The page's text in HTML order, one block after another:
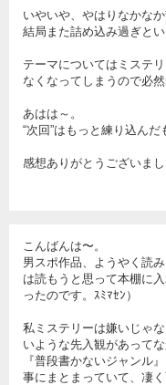
いやいや、やはりなかなか
結局また詰め込み過ぎと
テーマについてはミステ
なくなってしまうので必
あはは～。
“次回”はもっと練り込ん
感想ありがとうございまし
こんばんは〜。
男スポ作品、ようやく読
は読もうと思って本棚に
ったのです。ｽﾐﾏｾﾝ）
私ミステリーは嫌いじゃ
いような先入観があって
『普段書かないジャンル
事にまとまっていて、凄